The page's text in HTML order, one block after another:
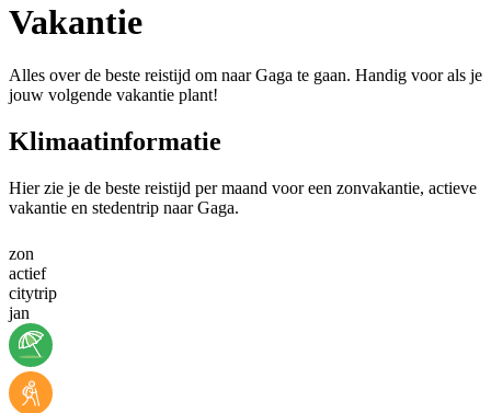
Vakantie
Alles over de beste reistijd om naar Gaga te gaan. Handig voor als je
jouw volgende vakantie plant!
Klimaatinformatie
Hier zie je de beste reistijd per maand voor een zonvakantie, actieve
vakantie en stedentrip naar Gaga.
zon
actief
citytrip
jan